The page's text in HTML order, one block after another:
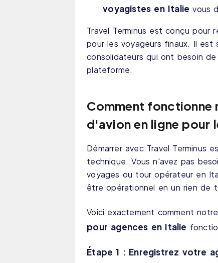
voyagistes en Italie vous
Travel Terminus est conçu
pour les voyageurs finaux. Il
consolidateurs qui ont besoin
plateforme.
Comment fonctionne
d'avion en ligne pour
Démarrer avec Travel Terminus
technique. Vous n'avez pas
voyages ou tour opérateur en
être opérationnel en un rien de
Voici exactement comment notre
pour agences en Italie
Étape 1 : Enregistrez votre